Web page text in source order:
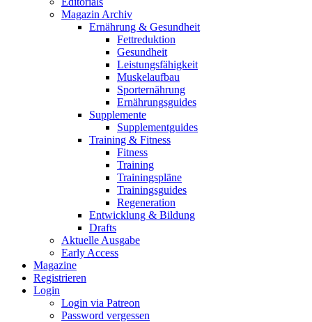
Magazin Archiv
Ernährung & Gesundheit
Fettreduktion
Gesundheit
Leistungsfähigkeit
Muskelaufbau
Sporternährung
Ernährungsguides
Supplemente
Supplementguides
Training & Fitness
Fitness
Training
Trainingspläne
Trainingsguides
Regeneration
Entwicklung & Bildung
Drafts
Aktuelle Ausgabe
Early Access
Magazine
Registrieren
Login
Login via Patreon
Password vergessen